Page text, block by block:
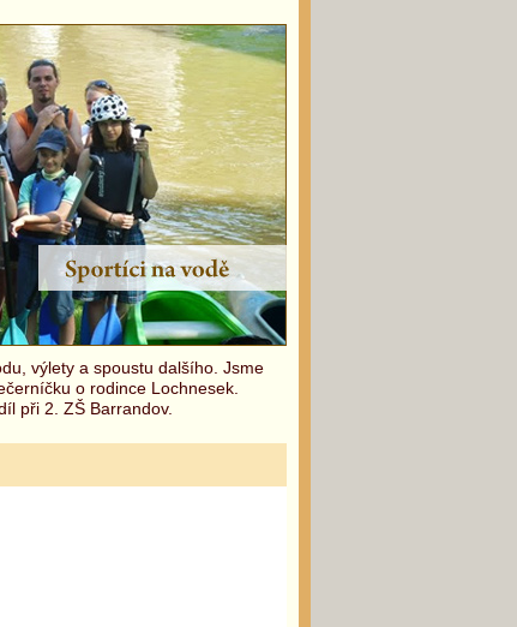
výlety a spoustu dalšího. Jsme
o rodince Lochnesek.
při 2. ZŠ Barrandov.